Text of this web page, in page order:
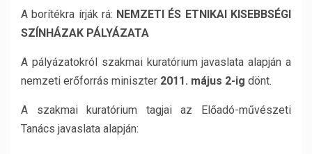
A borítékra írják rá: NEMZETI ÉS ETNIKAI KISEBBSÉGI
SZÍNHÁZAK PÁLYÁZATA
A pályázatokról szakmai kuratórium javaslata alapján a
nemzeti erőforrás miniszter 2011. május 2-ig dönt.
A szakmai kuratórium tagjai az Előadó-művészeti
Tanács javaslata alapján: